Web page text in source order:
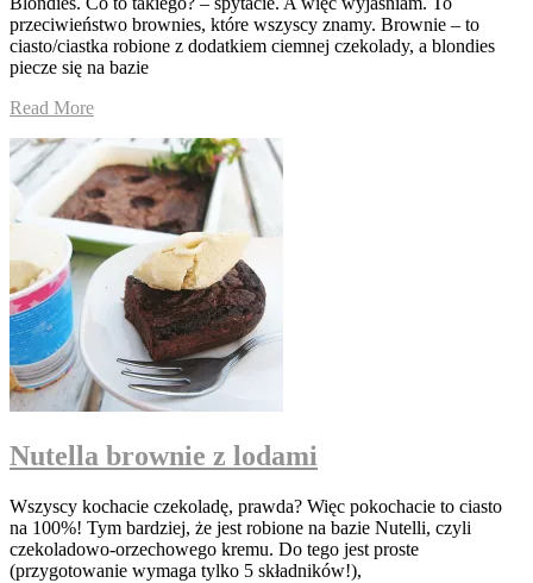
przeciwieństwo brownies, które wszyscy znamy. Brownie – to
ciasto/ciastka robione z dodatkiem ciemnej czekolady, a blondies
piecze się na bazie
Read More
Nutella brownie z lodami
Wszyscy kochacie czekoladę, prawda? Więc pokochacie to ciasto
na 100%! Tym bardziej, że jest robione na bazie Nutelli, czyli
czekoladowo-orzechowego kremu. Do tego jest proste
(przygotowanie wymaga tylko 5 składników!),